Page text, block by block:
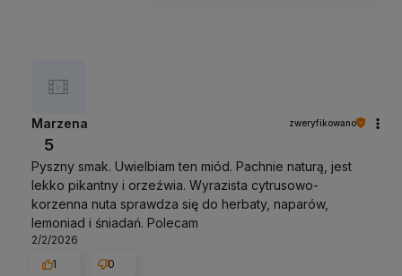
Marzena zweryfikowano
5
Pyszny smak. Uwielbiam ten miód. Pachnie naturą, jest
lekko pikantny i orzeźwia. Wyrazista cytrusowo-
korzenna nuta sprawdza się do herbaty, naparów,
lemoniad i śniadań. Polecam
2/2/2026
1
0